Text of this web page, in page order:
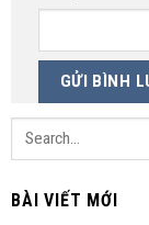
BÀI VIẾT MỚI